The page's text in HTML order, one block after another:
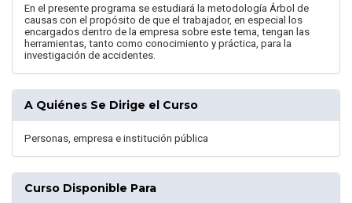
En el presente programa se estudiará la metodología Árbol de
causas con el propósito de que el trabajador, en especial los
encargados dentro de la empresa sobre este tema, tengan las
herramientas, tanto como conocimiento y práctica, para la
investigación de accidentes.
A Quiénes Se Dirige el Curso
Personas, empresa e institución pública
Curso Disponible Para